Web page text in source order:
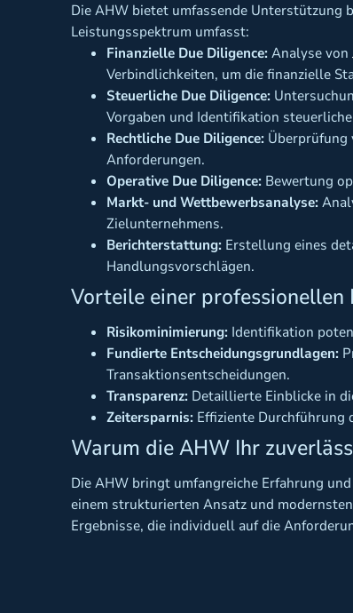
Die AHW bietet umfassende Unterstützung
Leistungsspektrum umfasst:
Finanzielle Due Diligence:Analyse von
Verbindlichkeiten, um die finanzielle
Steuerliche Due Diligence:
Vorgaben und Identifikation
Rechtliche Due Diligence: Überprüfung
Anforderungen.
Operative Due Diligence: Bewertung
Markt- und Wettbewerbsanalyse:
Zielunternehmens.
Berichterstattung: Erstellung eines
Handlungsvorschlägen.
Vorteile einer
Risikominimierung: Identifikation
Fundierte Entscheidungsgrundlagen:
Transaktionsentscheidungen.
Transparenz: Detaillierte Einblicke in
Zeitersparnis: Effiziente Durchführung
Warum die AHW Ihr
Die AHW bringt umfangreiche Erfahrung
einem strukturierten Ansatz und
Ergebnisse, die individuell auf die